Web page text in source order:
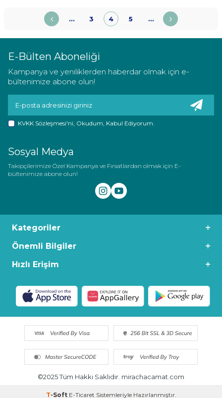
… 3 4 5 …
E-Bülten Aboneliği
Kampanya ve yeniliklerden haberdar olmak için e-
bültenimize abone olun!
KVKK Sözleşmesi'ni, Okudum, Kabul Ediyorum.
Sosyal Medya
Takipçilerimize Özel Kampanya ve Fırsatlardan olmak için E-
bültenimize abone olun!
Kategoriler
Önemli Bilgiler
Hızlı Erişim
©2025 Tüm Hakkı Saklıdır. mirachacamat.com
T-Soft E-Ticaret Sistemleriyle Hazırlanmıştır.